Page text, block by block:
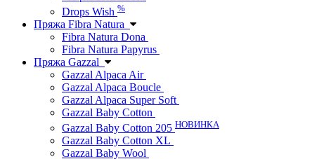
Drops Wish %
Пряжа Fibra Natura
Fibra Natura Dona
Fibra Natura Papyrus
Пряжа Gazzal
Gazzal Alpaca Air
Gazzal Alpaca Boucle
Gazzal Alpaca Super Soft
Gazzal Baby Cotton
Gazzal Baby Cotton 205 НОВИНКА
Gazzal Baby Cotton XL
Gazzal Baby Wool